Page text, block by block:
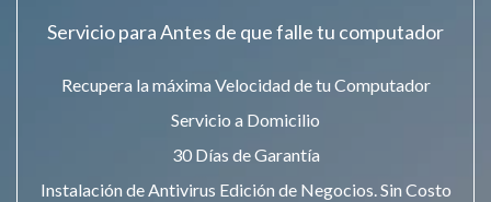
Servicio para Antes de que falle tu computador
Recupera la máxima Velocidad de tu Computador
Servicio a Domicilio
30 Días de Garantía
Instalación de Antivirus Edición de Negocios. Sin Costo